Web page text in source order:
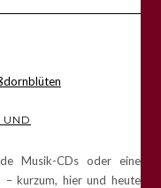
UND
Musik-CDs oder eine
– kurzum, hier und heute